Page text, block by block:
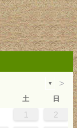
▼ >
土 日
1 2